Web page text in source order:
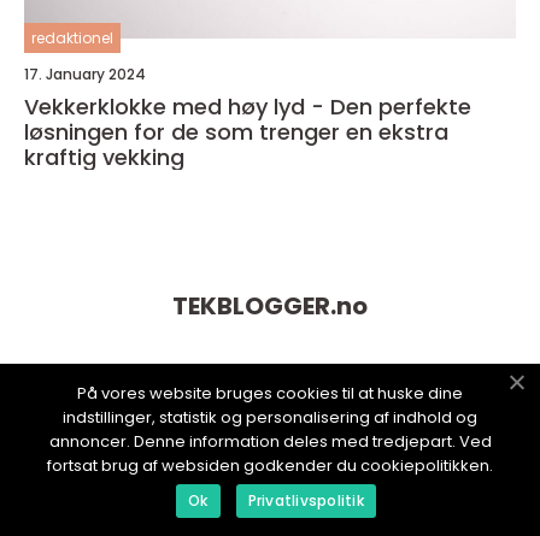
redaktionel
17. January 2024
Vekkerklokke med høy lyd - Den perfekte
løsningen for de som trenger en ekstra
kraftig vekking
TEKBLOGGER.no
På vores website bruges cookies til at huske dine
indstillinger, statistik og personalisering af indhold og
annoncer. Denne information deles med tredjepart. Ved
fortsat brug af websiden godkender du cookiepolitikken.
Ok Privatlivspolitik